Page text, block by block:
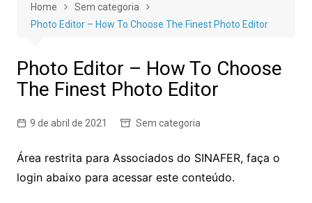
Home
Sem categoria
Photo Editor – How To Choose The Finest Photo Editor
Photo Editor – How To Choose
The Finest Photo Editor
9 de abril de 2021 Sem categoria
Área restrita para Associados do SINAFER, faça o
login abaixo para acessar este conteúdo.